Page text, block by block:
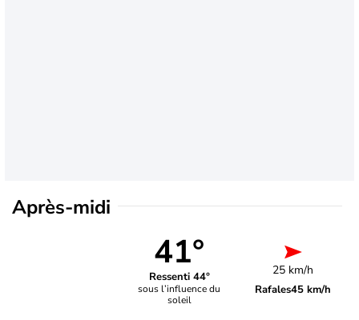
Après-midi
41°
Ressenti 44°
sous l’influence du
soleil
25 km/h
Rafales45 km/h